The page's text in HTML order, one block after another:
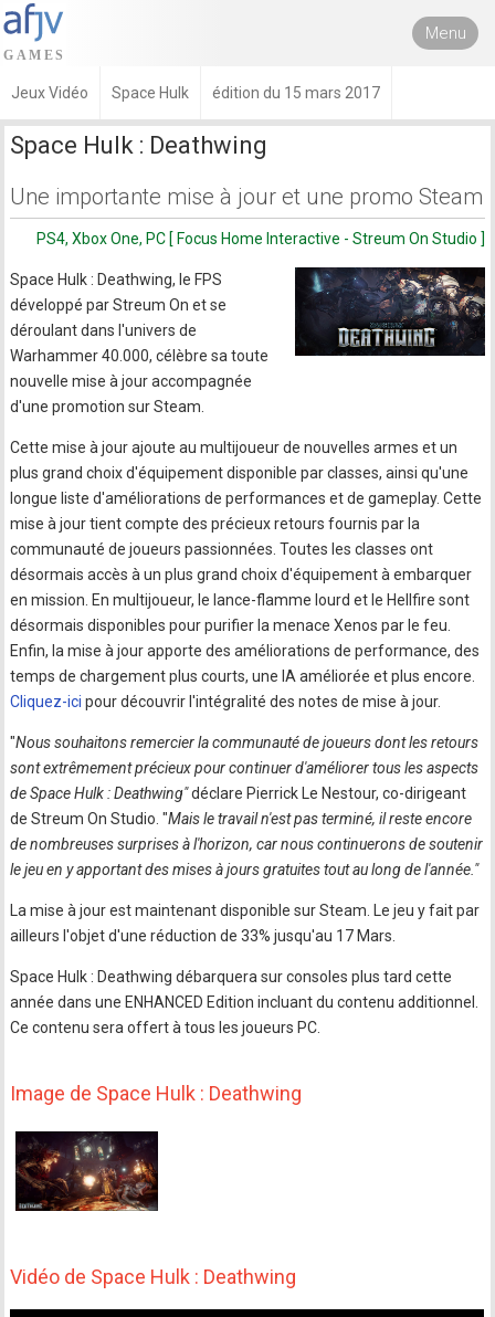
Menu
Jeux Vidéo Space Hulk édition du 15 mars 2017
Space Hulk : Deathwing
Une importante mise à jour et une promo Steam
PS4, Xbox One, PC [ Focus Home Interactive - Streum On Studio ]
Space Hulk : Deathwing, le FPS
développé par Streum On et se
déroulant dans l'univers de
Warhammer 40.000, célèbre sa toute
nouvelle mise à jour accompagnée
d'une promotion sur Steam.
Cette mise à jour ajoute au multijoueur de nouvelles armes et un
plus grand choix d'équipement disponible par classes, ainsi qu'une
longue liste d'améliorations de performances et de gameplay. Cette
mise à jour tient compte des précieux retours fournis par la
communauté de joueurs passionnées. Toutes les classes ont
désormais accès à un plus grand choix d'équipement à embarquer
en mission. En multijoueur, le lance-flamme lourd et le Hellfire sont
désormais disponibles pour purifier la menace Xenos par le feu.
Enfin, la mise à jour apporte des améliorations de performance, des
temps de chargement plus courts, une IA améliorée et plus encore.
Cliquez-ici pour découvrir l'intégralité des notes de mise à jour.
"Nous souhaitons remercier la communauté de joueurs dont les retours
sont extrêmement précieux pour continuer d'améliorer tous les aspects
de Space Hulk : Deathwing"déclare Pierrick Le Nestour, co-dirigeant
de Streum On Studio. "Mais le travail n'est pas terminé, il reste encore
de nombreuses surprises à l'horizon, car nous continuerons de soutenir
le jeu en y apportant des mises à jours gratuites tout au long de l'année."
La mise à jour est maintenant disponible sur Steam. Le jeu y fait par
ailleurs l'objet d'une réduction de 33% jusqu'au 17 Mars.
Space Hulk : Deathwing débarquera sur consoles plus tard cette
année dans une ENHANCED Edition incluant du contenu additionnel.
Ce contenu sera offert à tous les joueurs PC.
Image de Space Hulk : Deathwing
Vidéo de Space Hulk : Deathwing